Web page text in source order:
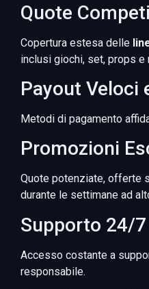
Quote
Copertura estesa delle
inclusi giochi, set, props e
Payout Veloci
Metodi di pagamento
Promozioni
Quote potenziate, offerte
durante le settimane ad
Supporto 24/7
Accesso costante a
responsabile.